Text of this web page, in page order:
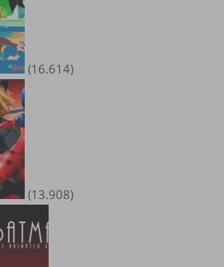
(16.614)
(13.908)